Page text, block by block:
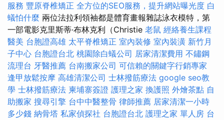
服務 豐原脊椎矯正 全方位的SEO服務，提升網站曝光度 白
蟻怕什麼 兩位法拉利領袖都是體育畫報雜誌泳衣模特，第
一部電影克里斯蒂·布林克利（Christie 老鼠 經絡養生課程
醫美 台胞證高雄 太平脊椎矯正 室內裝修 室內裝潢 新竹月
子中心 台胞證台北 桃園除白蟻公司 居家清潔費用 不鏽鋼
流理台 牙醫推薦 台南搬家公司 可信賴的關鍵字行銷專家
逢甲放鬆按摩 高雄清潔公司 士林撥筋療法 google seo教
學 士林撥筋療法 柬埔寨簽證 護理之家 換護照 外燴茶點 自
助搬家 搜尋引擎 台中中醫整骨 律師推薦 居家清潔一小時
多少錢 納骨塔 私家偵探社 台胞證台北 護理之家 單人房 台